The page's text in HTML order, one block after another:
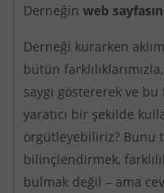
Derneğin web
Derneği kurarken
bütün
saygı göstererek ve bu
yaratıcı bir şekilde
örgütleyebiliriz? Bunu
bilinçlendirmek,
bulmak değil – ama